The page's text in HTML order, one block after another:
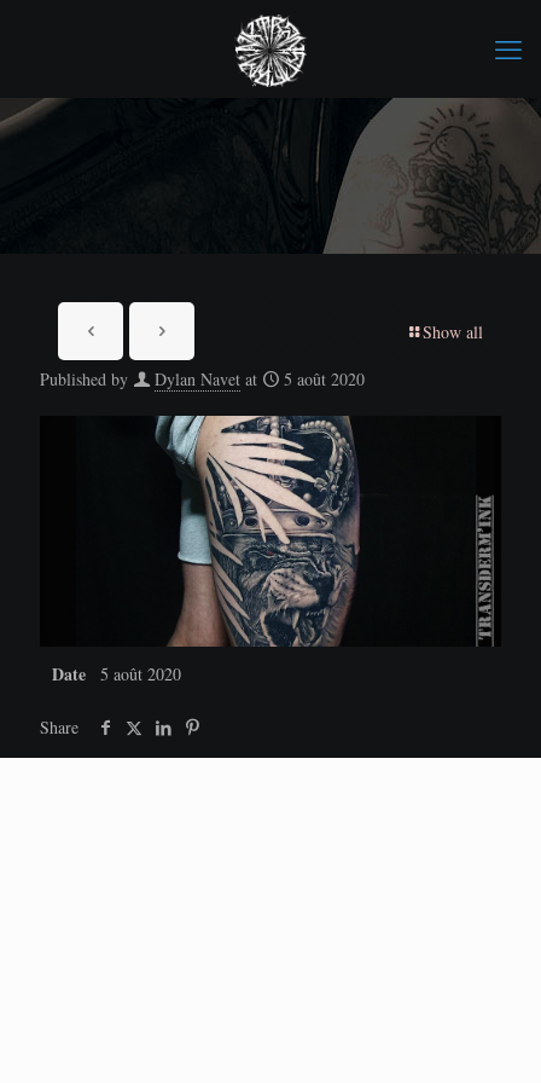
Show all
Published by Dylan Navet at 5 août 2020
Date 5 août 2020
Share